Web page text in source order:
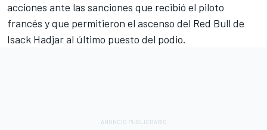
acciones ante las sanciones que recibió el piloto
francés y que permitieron el ascenso del Red Bull de
Isack Hadjar al último puesto del podio.